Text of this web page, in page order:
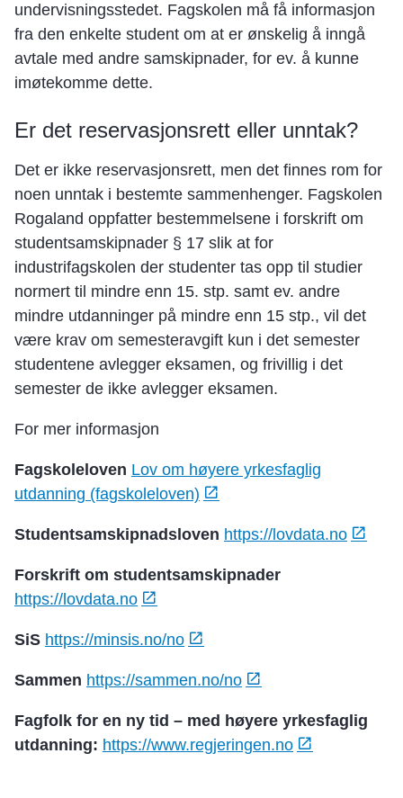
undervisningsstedet. Fagskolen må få informasjon
fra den enkelte student om at er ønskelig å inngå
avtale med andre samskipnader, for ev. å kunne
imøtekomme dette.
Er det reservasjonsrett eller unntak?
Det er ikke reservasjonsrett, men det finnes rom for
noen unntak i bestemte sammenhenger. Fagskolen
Rogaland oppfatter bestemmelsene i forskrift om
studentsamskipnader § 17 slik at for
industrifagskolen der studenter tas opp til studier
normert til mindre enn 15. stp. samt ev. andre
mindre utdanninger på mindre enn 15 stp., vil det
være krav om semesteravgift kun i det semester
studentene avlegger eksamen, og frivillig i det
semester de ikke avlegger eksamen.
For mer informasjon
Fagskoleloven Lov om høyere yrkesfaglig
utdanning (fagskoleloven)
Studentsamskipnadsloven https://lovdata.no
Forskrift om studentsamskipnader
https://lovdata.no
SiS https://minsis.no/no
Sammen https://sammen.no/no
Fagfolk for en ny tid – med høyere yrkesfaglig
utdanning: https://www.regjeringen.no